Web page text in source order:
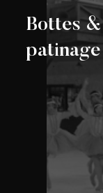
Bottes &